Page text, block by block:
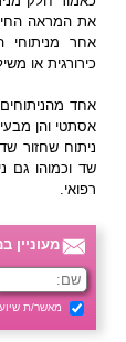
את המראה
אחר מניתוחי
כירורגית או
אחד
אסתטי והן
ניתוח שחזור
שד וכמוהו גם
רפואי.
מעוניין
מאשר/ת